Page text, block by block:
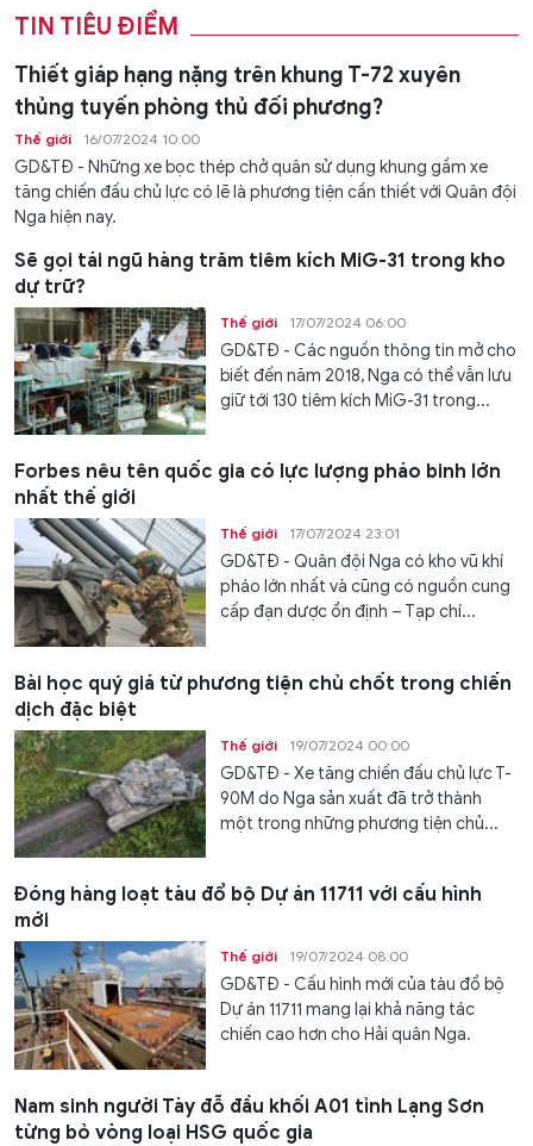
TIN TIÊU ĐIỂM
Thiết giáp hạng nặng trên khung T-72 xuyên
thủng tuyến phòng thủ đối phương?
Thế giới 16/07/2024 10:00
GD&TĐ - Những xe bọc thép chở quân sử dụng khung gầm xe
tăng chiến đấu chủ lực có lẽ là phương tiện cần thiết với Quân đội
Nga hiện nay.
Sẽ gọi tái ngũ hàng trăm tiêm kích MiG-31 trong kho
dự trữ?
Thế giới 17/07/2024 06:00
GD&TĐ - Các nguồn thông tin mở cho
biết đến năm 2018, Nga có thể vẫn lưu
giữ tới 130 tiêm kích MiG-31 trong...
Forbes nêu tên quốc gia có lực lượng pháo binh lớn
nhất thế giới
Thế giới 17/07/2024 23:01
GD&TĐ - Quân đội Nga có kho vũ khí
pháo lớn nhất và cũng có nguồn cung
cấp đạn dược ổn định – Tạp chí...
Bài học quý giá từ phương tiện chủ chốt trong chiến
dịch đặc biệt
Thế giới 19/07/2024 00:00
GD&TĐ - Xe tăng chiến đấu chủ lực T-
90M do Nga sản xuất đã trở thành
một trong những phương tiện chủ...
Đóng hàng loạt tàu đổ bộ Dự án 11711 với cấu hình
mới
Thế giới 19/07/2024 08:00
GD&TĐ - Cấu hình mới của tàu đổ bộ
Dự án 11711 mang lại khả năng tác
chiến cao hơn cho Hải quân Nga.
Nam sinh người Tày đỗ đầu khối A01 tỉnh Lạng Sơn
từng bỏ vòng loại HSG quốc gia